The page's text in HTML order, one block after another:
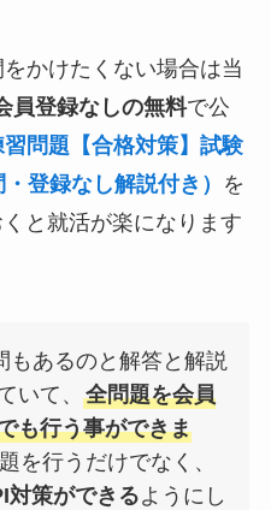
かけたくない場合は当
員登録なしの無料で公
問題【合格対策】試験
登録なし解説付き）
を
と就活が楽になります
もあるのと解答と解説
いて、全問題を会員
も行う事ができま
を行うだけでなく、
対策ができるようにし